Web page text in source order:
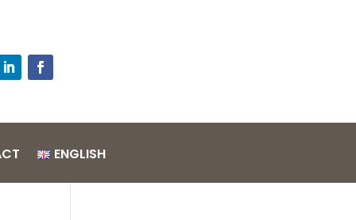
ENGLISH